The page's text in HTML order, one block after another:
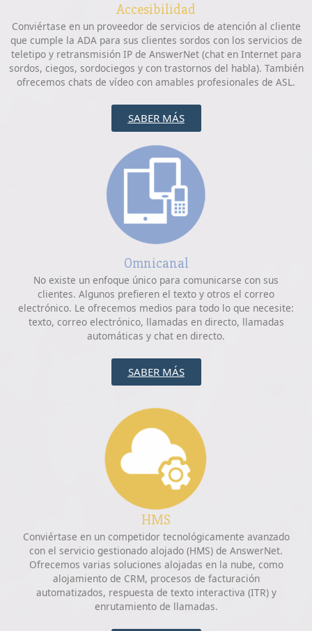
Accesibilidad
Conviértase en un proveedor de servicios de atención al cliente
que cumple la ADA para sus clientes sordos con los servicios de
teletipo y retransmisión IP de AnswerNet (chat en Internet para
sordos, ciegos, sordociegos y con trastornos del habla). También
ofrecemos chats de vídeo con amables profesionales de ASL.
SABER MÁS
Omnicanal
No existe un enfoque único para comunicarse con sus
clientes. Algunos prefieren el texto y otros el correo
electrónico. Le ofrecemos medios para todo lo que necesite:
texto, correo electrónico, llamadas en directo, llamadas
automáticas y chat en directo.
SABER MÁS
HMS
Conviértase en un competidor tecnológicamente avanzado
con el servicio gestionado alojado (HMS) de AnswerNet.
Ofrecemos varias soluciones alojadas en la nube, como
alojamiento de CRM, procesos de facturación
automatizados, respuesta de texto interactiva (ITR) y
enrutamiento de llamadas.